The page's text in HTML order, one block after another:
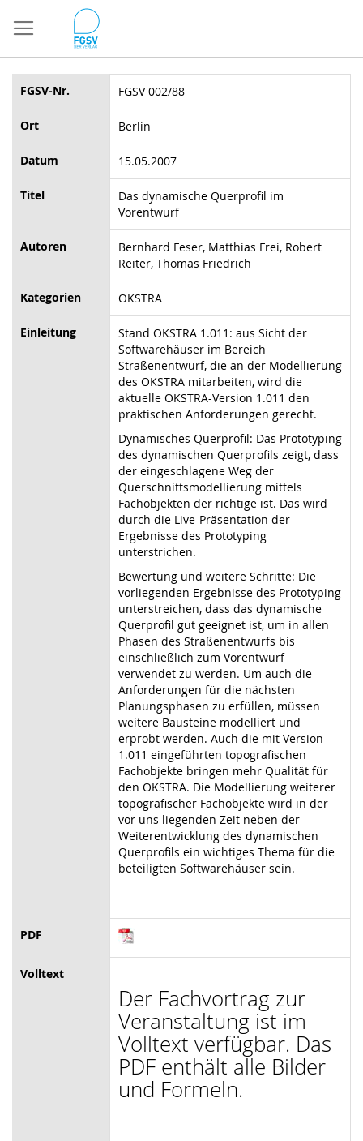
zum
Inhalt
FGSV-Nr. FGSV 002/88
Ort Berlin
Datum 15.05.2007
Titel
Das dynamische Querprofil im
Vorentwurf
Autoren
Bernhard Feser, Matthias Frei, Robert
Reiter, Thomas Friedrich
Kategorien OKSTRA
Einleitung
Stand OKSTRA 1.011: aus Sicht der
Softwarehäuser im Bereich
Straßenentwurf, die an der Modellierung
des OKSTRA mitarbeiten, wird die
aktuelle OKSTRA-Version 1.011 den
praktischen Anforderungen gerecht.
Dynamisches Querprofil: Das Prototyping
des dynamischen Querprofils zeigt, dass
der eingeschlagene Weg der
Querschnittsmodellierung mittels
Fachobjekten der richtige ist. Das wird
durch die Live-Präsentation der
Ergebnisse des Prototyping
unterstrichen.
Bewertung und weitere Schritte: Die
vorliegenden Ergebnisse des Prototyping
unterstreichen, dass das dynamische
Querprofil gut geeignet ist, um in allen
Phasen des Straßenentwurfs bis
einschließlich zum Vorentwurf
verwendet zu werden. Um auch die
Anforderungen für die nächsten
Planungsphasen zu erfüllen, müssen
weitere Bausteine modelliert und
erprobt werden. Auch die mit Version
1.011 eingeführten topografischen
Fachobjekte bringen mehr Qualität für
den OKSTRA. Die Modellierung weiterer
topografischer Fachobjekte wird in der
vor uns liegenden Zeit neben der
Weiterentwicklung des dynamischen
Querprofils ein wichtiges Thema für die
beteiligten Softwarehäuser sein.
PDF
Volltext
Der Fachvortrag zur
Veranstaltung ist im
Volltext verfügbar. Das
PDF enthält alle Bilder
und Formeln.